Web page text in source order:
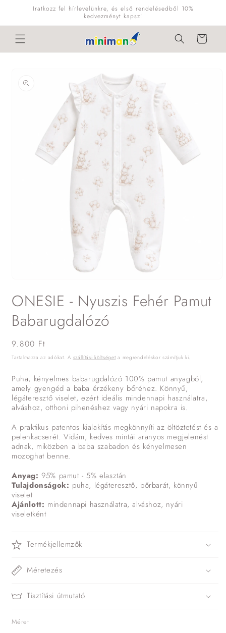
Ugrás aIratkozz fel hírlevelünkre, és első rendelésedből 10%
kedvezményt kapsz!
Kosár
ugrás a
termékadatokra
megnyitása
a
modális
párbeszédpanelen
ONESIE - Nyuszis Fehér Pamut
Babarugdalózó
Normál
ár
9.800 Ft
Tartalmazza az adókat. A szállítási költséget a megrendeléskor számítjuk ki.
Puha, kényelmes babarugdalózó 100% pamut anyagból,
amely gyengéd a baba érzékeny bőréhez. Könnyű,
légáteresztő viselet, ezért ideális mindennapi használatra,
alváshoz, otthoni pihenéshez vagy nyári napokra is.
A praktikus patentos kialakítás megkönnyíti az öltöztetést és a
pelenkacserét. Vidám, kedves mintái aranyos megjelenést
adnak, miközben a baba szabadon és kényelmesen
mozoghat benne.
Anyag: 95% pamut - 5% elasztán
Tulajdonságok: puha, légáteresztő, bőrbarát, könnyű
viselet
Ajánlott: mindennapi használatra, alváshoz, nyári
viseletként
Termékjellemzők
Méretezés
Tisztítási útmutató
Méret